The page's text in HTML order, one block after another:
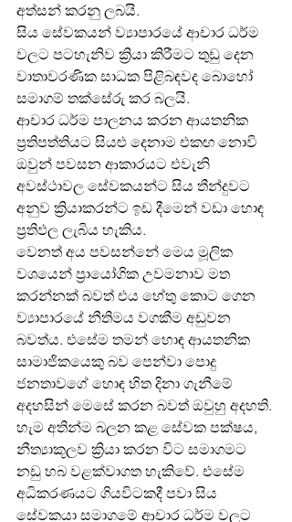
අත්සන් කරනු ලබයි.
සිය සේවකයන් ව්‍යාපාරයේ ආචාර ධර්ම
වලට පටහැනිව ක්‍රියා කිරීමට තුඩු දෙන
වාතාවරණික සාධක පිළිබඳවද බොහෝ
සමාගම් තක්සේරු කර බලයි.
ආචාර ධර්ම පාලනය කරන ආයතනික
ප්‍රතිපත්තියට සියළු දෙනාම එකඟ නොවි
ඔවුන් පවසන ආකාරයට එවැනි
අවස්ථාවල සේවකයන්ට සිය තීන්දුවට
අනුව ක්‍රියාකරන්ට ඉඩ දීමෙන් වඩා ‍හොඳ
ප්‍රතිඵල ලැබිය හැකිය.
වෙනත් අය පවසන්නේ මෙය මූලික
වශයෙන් ප්‍රායෝගික උවමනාව මත
කරන්නක් බවත් එය හේතු කොට ගෙන
ව්‍යාපාරයේ නීතිමය වගකීම අඩුවන
බවත්ය. එසේම තමන් හොඳ ආයතනික
සාමාජිකයෙකු බව පෙන්වා පොදු
ජනතාවගේ හොඳ හිත දිනා ගැනීමේ
අදහසින් මෙසේ කරන බවත් ඔවුහු අදහති.
හැම අතින්ම බලන කළ සේවක පක්ෂය,
නීත්‍යාකූලව ක්‍රියා කරන විට සමාගමට
නඩු හබ වළක්වාගත හැකිවේ. එසේම
අධිකරණයට ගියවිටකදී පවා සිය
සේවකයා සමාගමේ ආචාර ධර්ම වලට